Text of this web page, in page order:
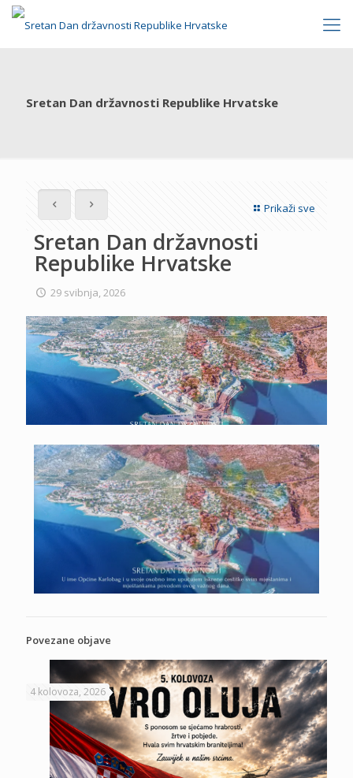
Sretan Dan državnosti Republike Hrvatske
Prikaži sve
Sretan Dan državnosti
Republike Hrvatske
29 svibnja, 2026
Povezane objave
4 kolovoza, 2026